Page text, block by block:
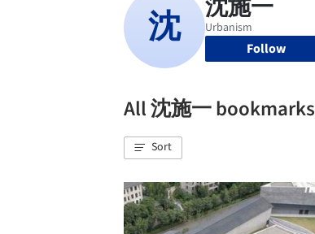
Follow
All 沈施一 bookmarks
Sort